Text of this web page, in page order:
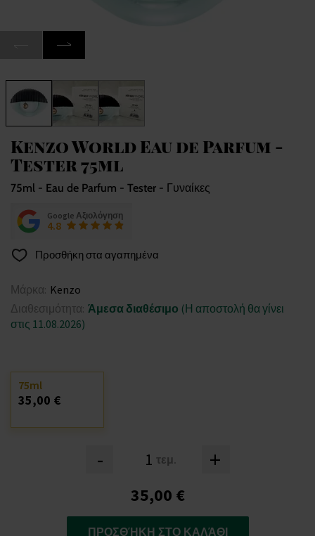
Kenzo World Eau de Parfum -
Tester 75ml
75ml - Eau de Parfum - Tester - Γυναίκες
Google Αξιολόγηση
4.8
Προσθήκη στα αγαπημένα
Μάρκα: Kenzo
Διαθεσιμότητα: Άμεσα διαθέσιμο (Η αποστολή θα γίνει
στις 11.08.2026)
- τεμ. +
75ml
35,00 €
35,00 €
ΠΡΟΣΘΉΚΗ ΣΤΟ ΚΑΛΆΘΙ